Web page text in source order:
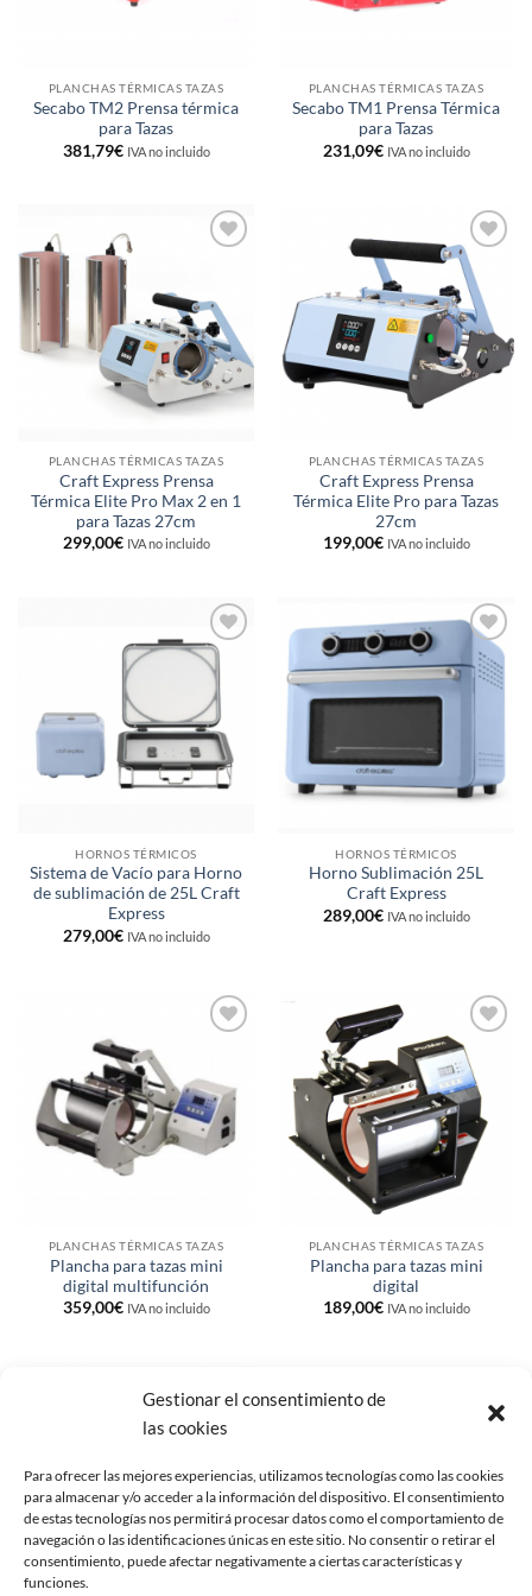
Gestionar el consentimiento de
las cookies
Para ofrecer las mejores experiencias, utilizamos tecnologías como las cookies
para almacenar y/o acceder a la información del dispositivo. El consentimiento
de estas tecnologías nos permitirá procesar datos como el comportamiento de
navegación o las identificaciones únicas en este sitio. No consentir o retirar el
consentimiento, puede afectar negativamente a ciertas características y
funciones.
PLANCHAS TÉRMICAS TAZAS
Secabo TM2 Prensa térmica
para Tazas
381,79€ IVA no incluido
PLANCHAS TÉRMICAS TAZAS
Secabo TM1 Prensa Térmica
para Tazas
231,09€ IVA no incluido
deseos
PLANCHAS TÉRMICAS TAZAS
Craft Express Prensa
Térmica Elite Pro Max 2 en 1
para Tazas 27cm
299,00€ IVA no incluido
Añadir
a la
lista de
deseos
PLANCHAS TÉRMICAS TAZAS
Craft Express Prensa
Térmica Elite Pro para Tazas
27cm
199,00€ IVA no incluido
Añadir
a la
lista de
deseos
HORNOS TÉRMICOS
Sistema de Vacío para Horno
de sublimación de 25L Craft
Express
279,00€ IVA no incluido
Añadir
a la
lista de
HORNOS TÉRMICOS
Horno Sublimación 25L
Craft Express
289,00€ IVA no incluido
lista de
deseos
PLANCHAS TÉRMICAS TAZAS
Plancha para tazas mini
digital multifunción
359,00€ IVA no incluido
Añadir
a la
lista de
deseos
PLANCHAS TÉRMICAS TAZAS
Plancha para tazas mini
digital
189,00€ IVA no incluido
Añadir
a la
deseos